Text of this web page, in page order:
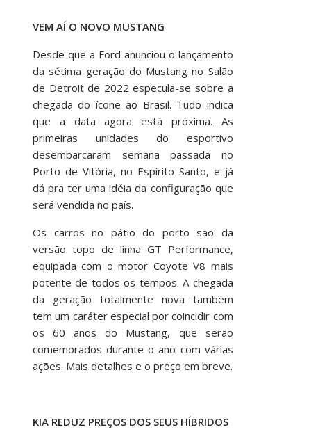
VEM AÍ O NOVO MUSTANG
Desde que a Ford anunciou o lançamento
da sétima geração do Mustang no Salão
de Detroit de 2022 especula-se sobre a
chegada do ícone ao Brasil. Tudo indica
que a data agora está próxima. As
primeiras unidades do esportivo
desembarcaram semana passada no
Porto de Vitória, no Espírito Santo, e já
dá pra ter uma idéia da configuração que
será vendida no país.
Os carros no pátio do porto são da
versão topo de linha GT Performance,
equipada com o motor Coyote V8 mais
potente de todos os tempos. A chegada
da geração totalmente nova também
tem um caráter especial por coincidir com
os 60 anos do Mustang, que serão
comemorados durante o ano com várias
ações. Mais detalhes e o preço em breve.
KIA REDUZ PREÇOS DOS SEUS HÍBRIDOS